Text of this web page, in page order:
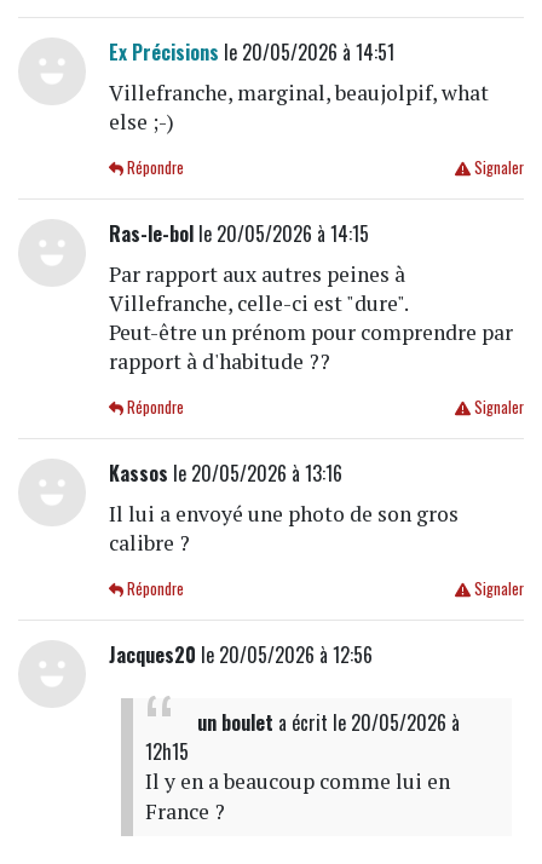
Ex Précisions le 20/05/2026 à 14:51
Villefranche, marginal, beaujolpif, what
else ;-)
Signaler
Répondre
Ras-le-bolle 20/05/2026 à 14:15
Par rapport aux autres peines à
Villefranche, celle-ci est "dure".
Peut-être un prénom pour comprendre par
rapport à d'habitude ??
Signaler
Répondre
Kassos le 20/05/2026 à 13:16
Il lui a envoyé une photo de son gros
calibre ?
Signaler
Répondre
Jacques20 le 20/05/2026 à 12:56
un boulet a écrit le 20/05/2026 à
12h15
Il y en a beaucoup comme lui en
France ?